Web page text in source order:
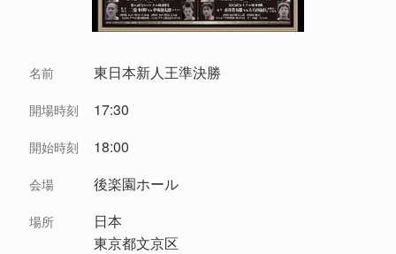
名前 東日本新人王準決勝
開場時刻 17:30
開始時刻 18:00
会場 後楽園ホール
場所
日本
東京都文京区